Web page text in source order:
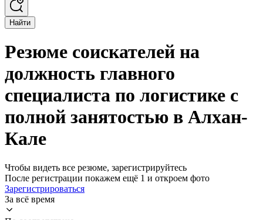
Найти
Резюме соискателей на
должность главного
специалиста по логистике с
полной занятостью в Алхан-
Кале
Чтобы видеть все резюме, зарегистрируйтесь
После регистрации покажем ещё 1 и откроем фото
Зарегистрироваться
За всё время